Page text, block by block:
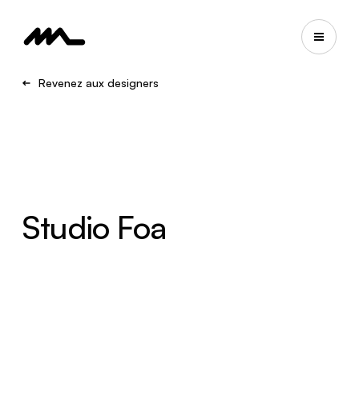
Revenez aux designers
Studio Foa